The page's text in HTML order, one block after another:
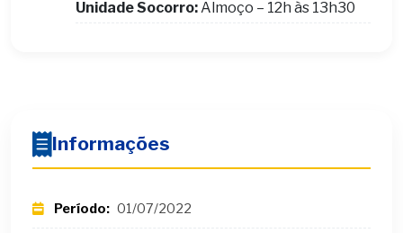
Unidade Socorro: Almoço – 12h às 13h30
Informações
Período: 01/07/2022